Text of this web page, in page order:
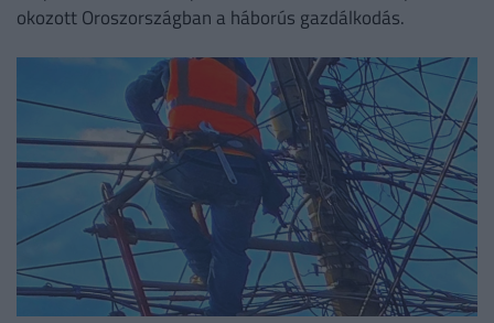
okozott Oroszországban a háborús gazdálkodás.